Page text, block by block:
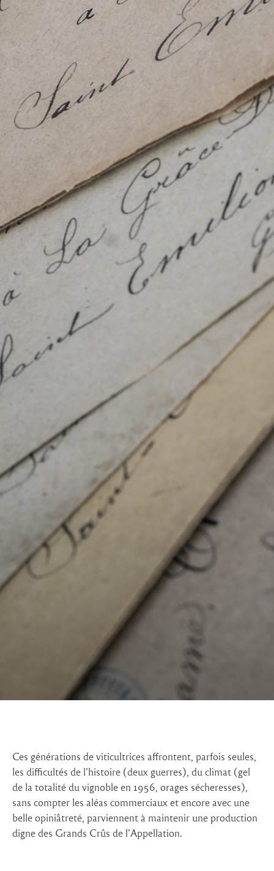
Ces générations de viticultrices affrontent, parfois seules,
les difficultés de l’histoire (deux guerres), du climat (gel
de la totalité du vignoble en 1956, orages sécheresses),
sans compter les aléas commerciaux et encore avec une
belle opiniâtreté, parviennent à maintenir une production
digne des Grands Crûs de l’Appellation.